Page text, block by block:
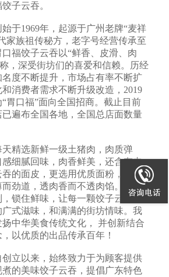
子云吞。
于1969年，起源于广州老牌“麦祥
家族祖传秘方，老字号经营传承至
福饺子云吞以“鲜香、皮滑、肉
，深受街坊们的喜爱和信赖。历经
度不断提升，市场占有率不断扩
消费者需求不断升级改造，2019
胃口福”面向全国招商。截止目前
遍布全国各地，全国总店面数量
天精选新鲜一级土猪肉，肉质弹
细腻回味，肉香鲜美，还含有丰
的面皮，更选用优质面粉，祖传
劲道，透肉香而不透肉馅。胃口
锁住鲜味，让每一颗饺子云吞，
式滋味，和满满的街坊情味。我
中华美食传统文化， 并创新结合
以优质的出品传承百年！
立以来，始终致力于为顾客提供
的美味饺子云吞，提倡广东特色